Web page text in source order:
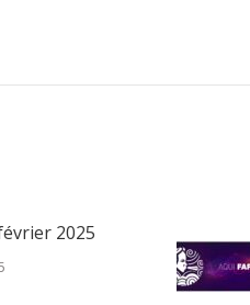
2025